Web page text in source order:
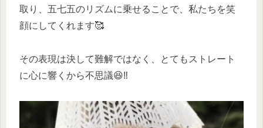
取り、五七五のリズムに乗せることで、私たちを笑
顔にしてくれます🥰
その表現は決して難解ではなく、とてもストレート
に心に響くから不思議😆‼️